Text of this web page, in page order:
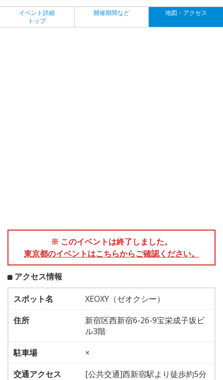
イベント詳細
トップ
開催期間など 地図・アクセス
※ このイベントは終了しました。
東京都のイベントはこちらからご確認ください。
アクセス情報
スポット名
XEOXY（ゼオクシー）
住所
新宿区西新宿6-26-9宝栄成子坂ビ
ル3階
駐車場
×
交通アクセス
[公共交通]西新宿駅より徒歩約5分